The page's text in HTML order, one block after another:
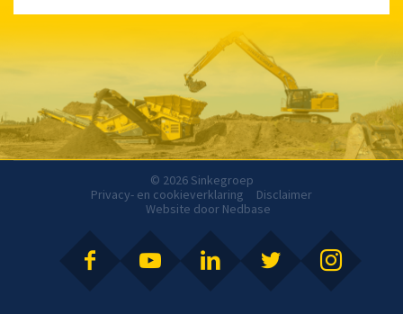
© 2026 Sinkegroep
Privacy- en cookieverklaring
Disclaimer
Website door Nedbase